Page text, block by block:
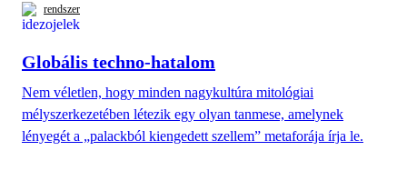
rendszer
Globális techno-hatalom
Nem véletlen, hogy minden nagykultúra mitológiai
mélyszerkezetében létezik egy olyan tanmese, amelynek
lényegét a „palackból kiengedett szellem” metaforája írja le.